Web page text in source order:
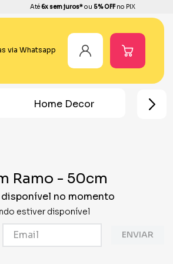
Até6x sem juros*ou 5% OFFno PIX
via Whatsapp
Chá Revelação
Ramo - 50cm
no momento
estiver disponível
ENVIAR